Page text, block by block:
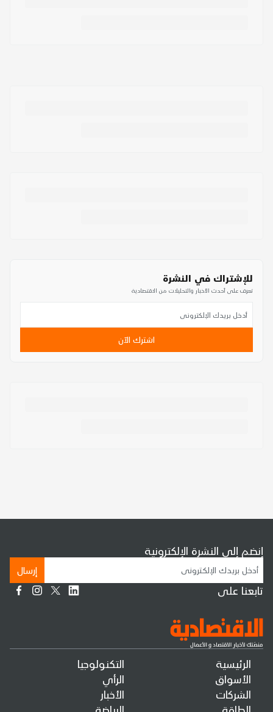
للإشتراك في النشرة
تعرف على أحدث الأخبار والتحليلات من الاقتصادية
اشترك الآن
الرئيسية
الأسواق
الشركات
الطاقة
التكنولوجيا
الرأي
الأخبار
الرياضة
إنضم إلى النشرة الإلكترونية
إرسال
تابعنا على